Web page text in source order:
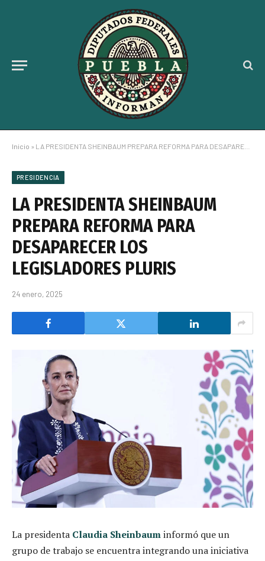
Inicio » LA PRESIDENTA SHEINBAUM PREPARA REFORMA PARA DESAPARECER LOS LEGISLADORES PLURIS
PRESIDENCIA
LA PRESIDENTA SHEINBAUM
PREPARA REFORMA PARA
DESAPARECER LOS
LEGISLADORES PLURIS
24 enero, 2025
La presidenta Claudia Sheinbauminformó que un
grupo de trabajo se encuentra integrando una iniciativa